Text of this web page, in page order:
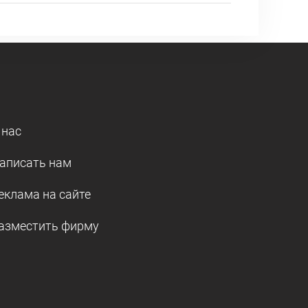
нам
на сайте
фирму